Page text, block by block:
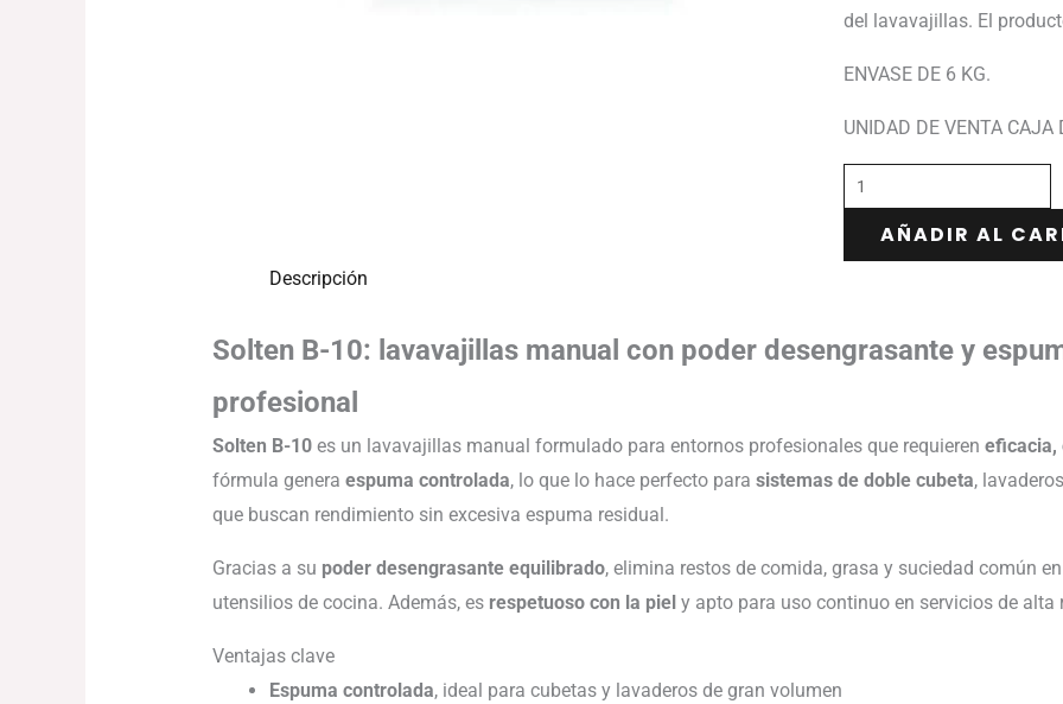
del lavavajillas. El
ENVASE DE 6 KG.
UNIDAD DE VENTA CAJA
AÑADIR AL
Descripción
Solten B-10: lavavajillas manual con poder desengrasante y
profesional
Solten B-10es un lavavajillas manual formulado para entornos profesionales que requieren eficacia,
fórmula genera espuma controlada, lo que lo hace perfecto para sistemas de doble cubeta,
que buscan rendimiento sin excesiva espuma residual.
Gracias a su poder desengrasante equilibrado, elimina restos de comida, grasa y suciedad común
utensilios de cocina. Además, es respetuoso con la piel y apto para uso continuo en servicios de alta
Ventajas clave
Espuma controlada, ideal para cubetas y lavaderos de gran volumen